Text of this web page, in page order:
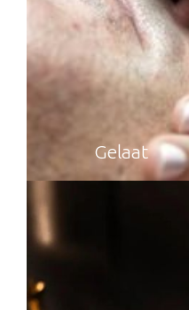
Gelaat